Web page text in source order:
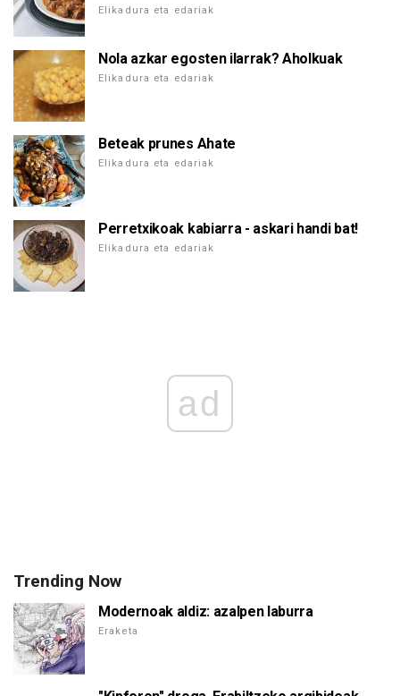
Elikadura eta edariak
Nola azkar egosten ilarrak? Aholkuak
Elikadura eta edariak
Beteak prunes Ahate
Elikadura eta edariak
Perretxikoak kabiarra - askari handi bat!
Elikadura eta edariak
ad
Trending Now
Modernoak aldiz: azalpen laburra
Eraketa